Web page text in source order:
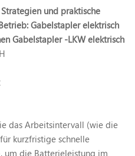
und praktische
Gabelstapler elektrisch
Gabelstapler -LKW elektrisch
das Arbeitsintervall (wie die
kurzfristige schnelle
um die Batterieleistung im